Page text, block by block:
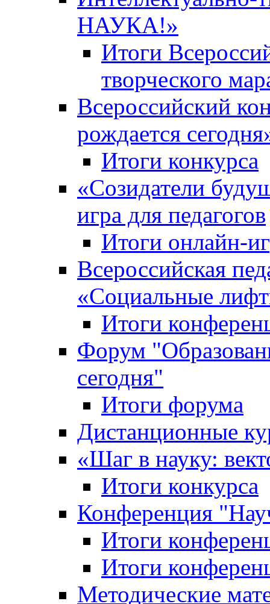
НАУКА!»
Итоги
творческого
Всероссийский
рождается
Итоги конкурса
«Cозидатели
игра для педагогов
Итоги онлайн-
Всероссийская
«Cоциальные
Итоги
Форум
сегодня"
Итоги форума
Дистанционные
«Шаг в науку:
Итоги конкурса
Конференция
Итоги
Итоги
Методические